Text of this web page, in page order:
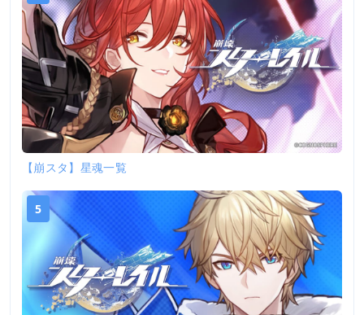
【崩スタ】星魂一覧
5